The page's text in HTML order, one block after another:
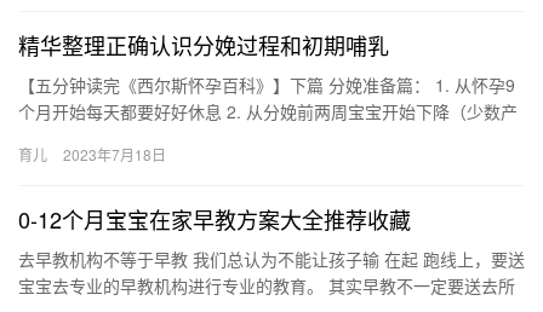
精华整理正确认识分娩过程和初期哺乳
【五分钟读完《西尔斯怀孕百科》】下篇 分娩准备篇： 1. 从怀孕9
个月开始每天都要好好休息 2. 从分娩前两周宝宝开始下降（少数产
育儿 2023年7月18日
0-12个月宝宝在家早教方案大全推荐收藏
去早教机构不等于早教 我们总认为不能让孩子输 在起 跑线上，要送
宝宝去专业的早教机构进行专业的教育。 其实早教不一定要送去所